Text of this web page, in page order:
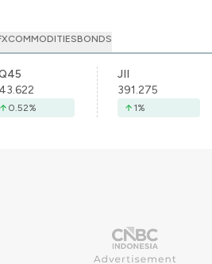
COMMODITIESBONDS
0.52%
JII
391.275
1%